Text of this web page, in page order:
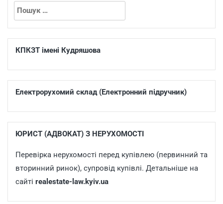
КПКЗТ імені Кудряшова
Електрорухомий склад (Електронний підручник)
ЮРИСТ (АДВОКАТ) З НЕРУХОМОСТІ
Перевірка нерухомості перед купівлею (первинний та
вторинний ринок), супровід купівлі. Детальніше на
сайті realestate-law.kyiv.ua